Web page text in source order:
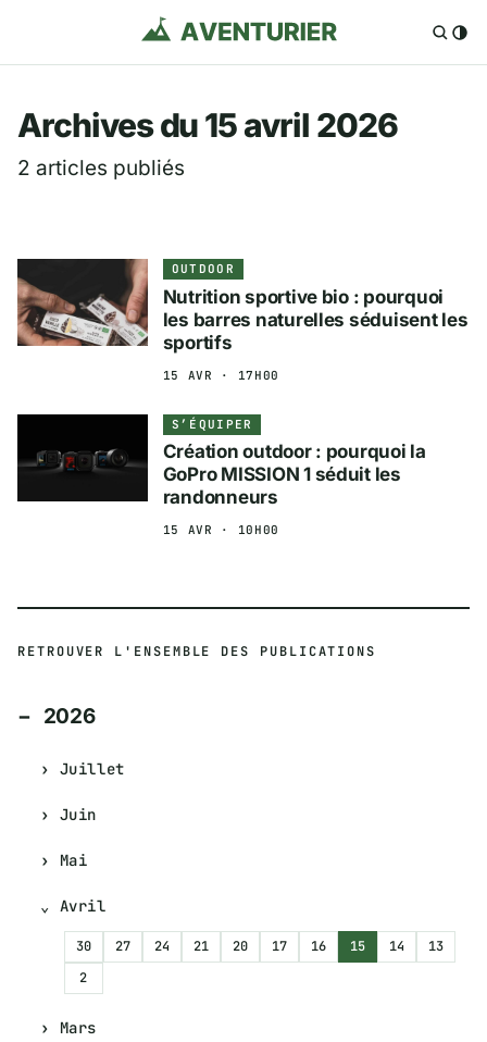
Aventurier.fr —
Archives du 15 avril 2026
2 articles publiés
OUTDOOR
Nutrition sportive bio : pourquoi
les barres naturelles séduisent les
sportifs
15 AVR · 17H00
S’ÉQUIPER
Création outdoor : pourquoi la
GoPro MISSION 1 séduit les
randonneurs
15 AVR · 10H00
RETROUVER L'ENSEMBLE DES PUBLICATIONS
2026
Juillet
Juin
Mai
Avril
30 27 24 21 20 17 16 15 14
13
2
Mars